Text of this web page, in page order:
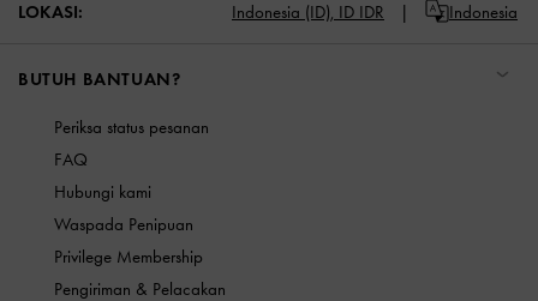
LOKASI: Indonesia (ID), ID IDR Indonesia
BUTUH BANTUAN?
Periksa status pesanan
FAQ
Hubungi kami
Waspada Penipuan
Privilege Membership
Pengiriman & Pelacakan